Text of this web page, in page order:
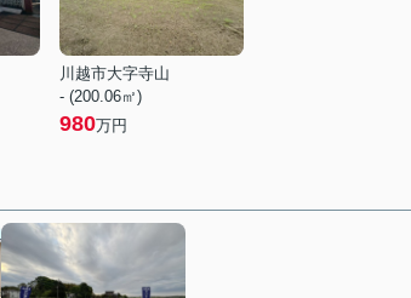
川越市大字寺山
- (200.06㎡)
980万円